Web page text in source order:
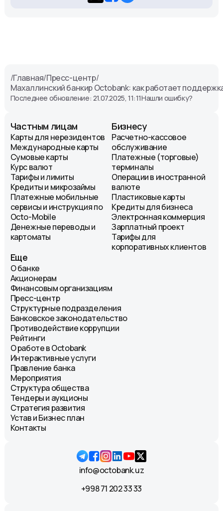
/Главная/Пресс-центр/
Махаллинский банкир Octobank: как работает
Последнее обновление: 21.07.2025, 11:11Нашли ошибку?
Частным лицам
Карты для нерезидентов
Международные карты
Сумовые карты
Курс валют
Тарифы и лимиты
Кредиты и микрозаймы
Платежные мобильные
сервисы и инструкция по
Octo-Mobile
Денежные переводы и
картоматы
Бизнесу
Расчетно-кассовое
обслуживание
Платежные (торговые)
терминалы
Операции в иностранной
валюте
Пластиковые карты
Кредиты для бизнеса
Электронная коммерция
Зарплатный проект
Тарифы для
корпоративных клиентов
Еще
О банке
Акционерам
Финансовым организациям
Пресс-центр
Структурные подразделения
Банковское законодательство
Противодействие коррупции
Рейтинги
О работе в Octobank
Интерактивные услуги
Правление банка
Мероприятия
Структура общества
Тендеры и аукционы
Стратегия развития
Устав и Бизнес план
Контакты
info@octobank.uz
+998 71 202 33 33